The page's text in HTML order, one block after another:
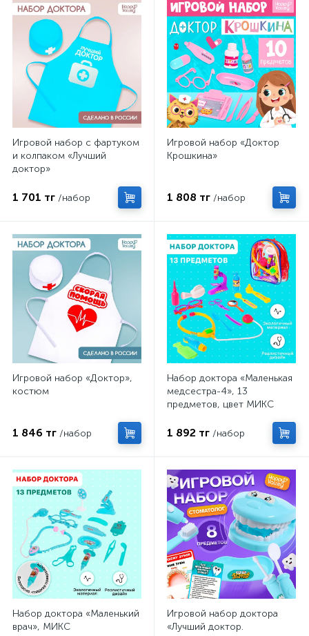
Игровой набор с фартуком
и колпаком «Лучший
доктор»
1 701 тг /набор
Игровой набор «Доктор
Крошкина»
1 808 тг /набор
Игровой набор «Доктор»,
костюм
1 846 тг /набор
Набор доктора «Маленькая
медсестра-4», 13
предметов, цвет МИКС
1 892 тг /набор
Набор доктора «Маленький
врач», МИКС
Игровой набор доктора
«Лучший доктор.